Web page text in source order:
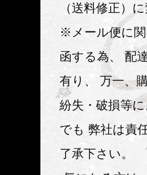
（送料修正）
※メール便に
函する為、 配
有り、 万一、
紛失・破損等
でも 弊社は責
了承下さい。